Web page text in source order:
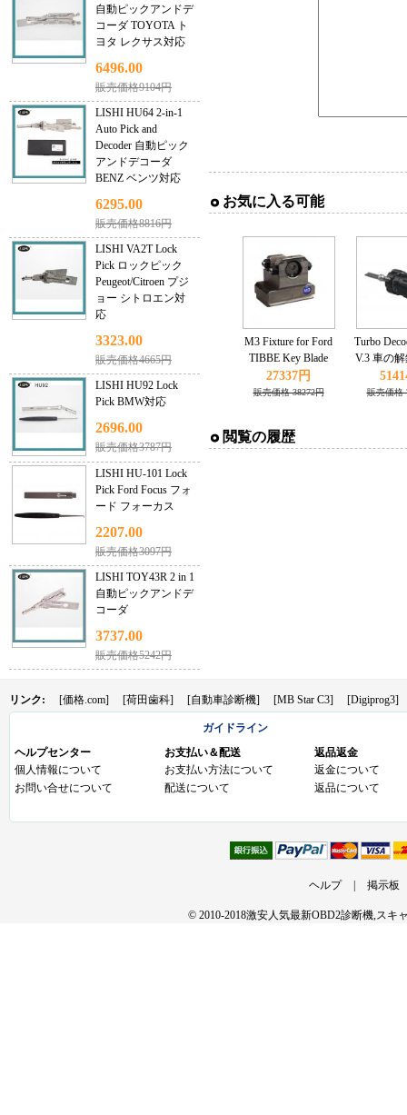
自動ピックアンドデ
コーダ TOYOTA ト
ヨタ レクサス対応
6496.00
販売価格9104円
LISHI HU64 2-in-1
Auto Pick and
Decoder 自動ピック
アンドデコーダ
BENZ ベンツ対応
6295.00
販売価格8816円
LISHI VA2T Lock
Pick ロックピック
Peugeot/Citroen プジ
ョー シトロエン対
応
3323.00
販売価格4665円
LISHI HU92 Lock
Pick BMW対応
2696.00
販売価格3787円
LISHI HU-101 Lock
Pick Ford Focus フォ
ード フォーカス
2207.00
販売価格3097円
LISHI TOY43R 2 in 1
自動ピックアンドデ
コーダ
3737.00
販売価格5242円
お気に入る可能
M3 Fixture for Ford
TIBBE Key Blade
Works with CONDOR
XC-MINI Master
27337円
販売価格 38272円
Turbo
V.3 車の
BMW E/
対
販売価格
閲覧の履歴
リンク: [価格.com] [荷田歯科] [自動車診断機] [MB Star C3] [Digiprog3]
ガイドライン
ヘルプセンター
個人情報について
お問い合せについて
お支払い＆配送
お支払い方法について
配送について
返品返金
返金について
返品について
ヘルプ 掲示板
© 2010-2018激安人気最新OBD2診断機,スキ